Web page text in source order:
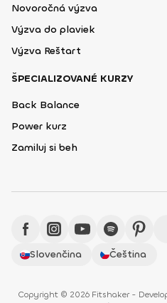
Novoročná výzva
Výzva do plaviek
Výzva Reštart
ŠPECIALIZOVANÉ KURZY
Back Balance
Power kurz
Zamiluj si beh
Slovenčina
Čeština
Copyright © 2026 Fitshaker -